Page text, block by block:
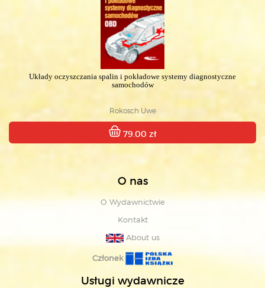
Układy oczyszczania spalin i pokładowe systemy diagnostyczne
samochodów
Rokosch Uwe
79.00 zł
O nas
O Wydawnictwie
Kontakt
About us
Członek
Usługi wydawnicze